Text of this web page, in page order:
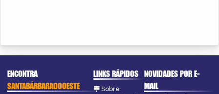
ENCONTRA
SANTABÁRBARADOOESTE
LINKS RÁPIDOS
Sobre
NOVIDADES POR E-
MAIL